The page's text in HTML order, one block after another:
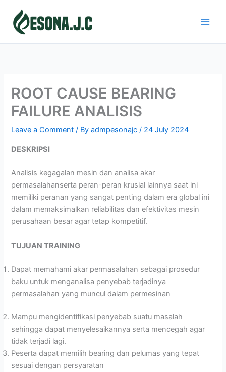
content
ROOT CAUSE BEARING
FAILURE ANALISIS
Leave a Comment / Byadmpesonajc/ 24 July 2024
DESKRIPSI
Analisis kegagalan mesin dan analisa akar
permasalahanserta peran-peran krusial lainnya saat ini
memiliki peranan yang sangat penting dalam era global ini
dalam memaksimalkan reliabilitas dan efektivitas mesin
perusahaan besar agar tetap kompetitif.
TUJUAN TRAINING
Dapat memahami akar permasalahan sebagai prosedur
baku untuk menganalisa penyebab terjadinya
permasalahan yang muncul dalam permesinan
Mampu mengidentifikasi penyebab suatu masalah
sehingga dapat menyelesaikannya serta mencegah agar
tidak terjadi lagi.
Peserta dapat memilih bearing dan pelumas yang tepat
sesuai dengan persyaratan